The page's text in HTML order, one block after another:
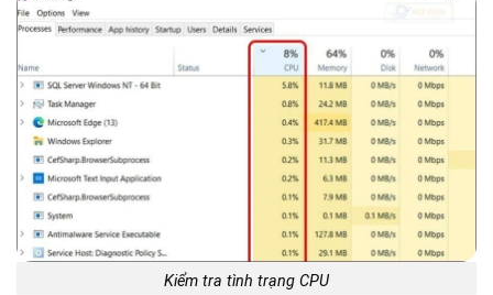
Kiểm tra tình trạng CPU